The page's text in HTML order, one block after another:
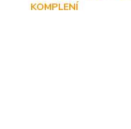
KOMPLENÍ